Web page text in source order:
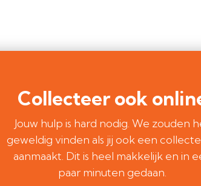
Collecteer ook
Jouw hulp is hard nodig. We zouden
geweldig vinden als jij ook een
aanmaakt. Dit is heel makkelijk en in
paar minuten gedaan.